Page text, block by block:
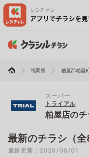
福岡県 糟屋郡粕屋
スーパー
トライアル
粕屋店のチ
最新のチラシ（全
最終更新：2026/08/01